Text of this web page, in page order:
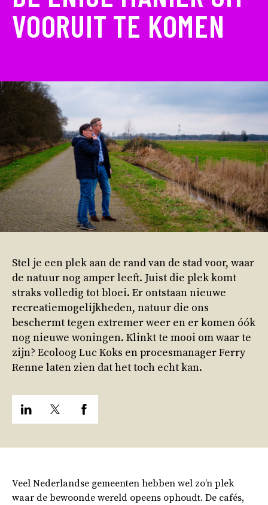
VOORUIT TE KOMEN
Stel je een plek aan de rand van de stad voor, waar
de natuur nog amper leeft. Juist die plek komt
straks volledig tot bloei. Er ontstaan nieuwe
recreatiemogelijkheden, natuur die ons
beschermt tegen extremer weer en er komen óók
nog nieuwe woningen. Klinkt te mooi om waar te
zijn? Ecoloog Luc Koks en procesmanager Ferry
Renne laten zien dat het toch echt kan.
Veel Nederlandse gemeenten hebben wel zo’n plek
waar de bewoonde wereld opeens ophoudt. De cafés,